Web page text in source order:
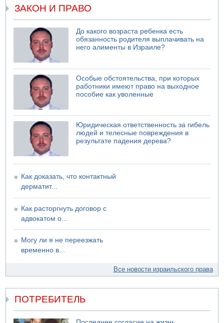
ЗАКОН И ПРАВО
До какого возраста ребенка есть
обязанность родителя выплачивать на
него алименты в Израиле?
Особые обстоятельства, при которых
работники имеют право на выходное
пособие как уволенные
Юридическая ответственность за гибель
людей и телесные повреждения в
результате падения дерева?
Как доказать, что контактный
дерматит...
Как расторгнуть договор с
адвокатом о...
Могу ли я не переезжать
временно в...
Все новости израильского права
ПОТРЕБИТЕЛЬ